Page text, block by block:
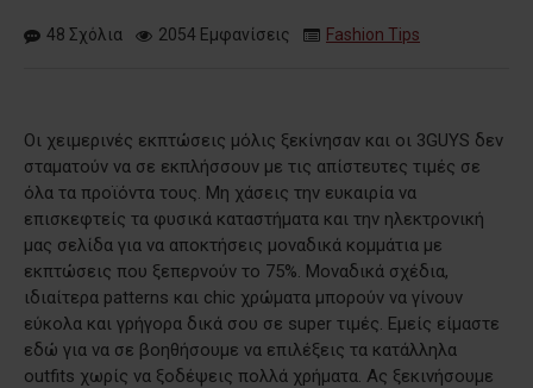
48 Σχόλια 2054 Εμφανίσεις Fashion Tips
Οι χειμερινές εκπτώσεις μόλις ξεκίνησαν και οι 3GUYS δεν
σταματούν να σε εκπλήσσουν με τις απίστευτες τιμές σε
όλα τα προϊόντα τους. Μη χάσεις την ευκαιρία να
επισκεφτείς τα φυσικά καταστήματα και την ηλεκτρονική
μας σελίδα για να αποκτήσεις μοναδικά κομμάτια με
εκπτώσεις που ξεπερνούν το 75%. Μοναδικά σχέδια,
ιδιαίτερα patterns και chic χρώματα μπορούν να γίνουν
εύκολα και γρήγορα δικά σου σε super τιμές. Εμείς είμαστε
εδώ για να σε βοηθήσουμε να επιλέξεις τα κατάλληλα
outfits χωρίς να ξοδέψεις πολλά χρήματα. Ας ξεκινήσουμε